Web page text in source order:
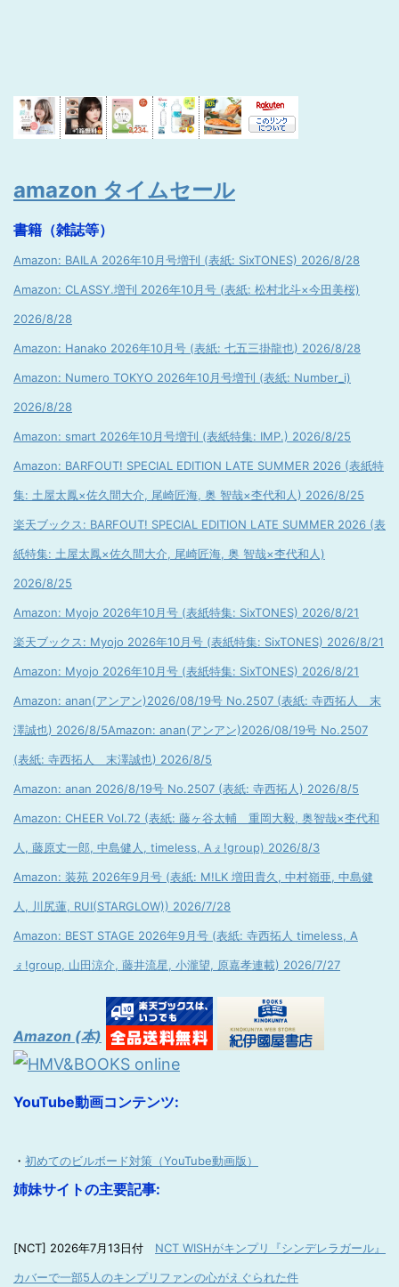
amazon タイムセール
書籍（雑誌等）
Amazon: BAILA 2026年10月号増刊 (表紙: SixTONES) 2026/8/28
Amazon: CLASSY.増刊 2026年10月号 (表紙: 松村北斗×今田美桜)
2026/8/28
Amazon: Hanako 2026年10月号 (表紙: 七五三掛龍也) 2026/8/28
Amazon: Numero TOKYO 2026年10月号増刊 (表紙: Number_i)
2026/8/28
Amazon: smart 2026年10月号増刊 (表紙特集: IMP.) 2026/8/25
Amazon: BARFOUT! SPECIAL EDITION LATE SUMMER 2026 (表紙特
集: 土屋太鳳×佐久間大介, 尾崎匠海, 奥 智哉×杢代和人) 2026/8/25
楽天ブックス: BARFOUT! SPECIAL EDITION LATE SUMMER 2026 (表
紙特集: 土屋太鳳×佐久間大介, 尾崎匠海, 奥 智哉×杢代和人)
2026/8/25
Amazon: Myojo 2026年10月号 (表紙特集: SixTONES) 2026/8/21
楽天ブックス: Myojo 2026年10月号 (表紙特集: SixTONES) 2026/8/21
Amazon: Myojo 2026年10月号 (表紙特集: SixTONES) 2026/8/21
Amazon: anan(アンアン)2026/08/19号 No.2507 (表紙: 寺西拓人 末
澤誠也) 2026/8/5Amazon: anan(アンアン)2026/08/19号 No.2507
(表紙: 寺西拓人 末澤誠也) 2026/8/5
Amazon: anan 2026/8/19号 No.2507 (表紙: 寺西拓人) 2026/8/5
Amazon: CHEER Vol.72 (表紙: 藤ヶ谷太輔 重岡大毅, 奥智哉×杢代和
人, 藤原丈一郎, 中島健人, timeless, Aぇ!group) 2026/8/3
Amazon: 装苑 2026年9月号 (表紙: M!LK 増田貴久, 中村嶺亜, 中島健
人, 川尻蓮, RUI(STARGLOW)) 2026/7/28
Amazon: BEST STAGE 2026年9月号 (表紙: 寺西拓人 timeless, A
ぇ!group, 山田涼介, 藤井流星, 小瀧望, 原嘉孝連載) 2026/7/27
Amazon (本)
YouTube動画コンテンツ:
・ 初めてのビルボード対策（YouTube動画版）
姉妹サイトの主要記事:
[NCT] 2026年7月13日付 NCT WISHがキンプリ『シンデレラガール』
カバーで一部5人のキンプリファンの心がえぐられた件